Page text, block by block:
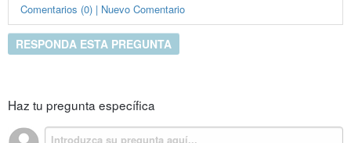
Comentarios (0) | Nuevo Comentario
RESPONDA ESTA PREGUNTA
Haz tu pregunta específica